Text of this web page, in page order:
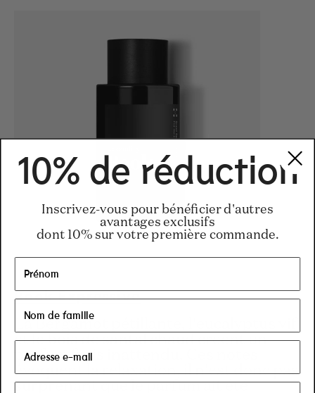
Book Expressive
et le bois de santal chaud créent un
parfum frais inattendu. Ces notes
évoquent la relaxation, il n'est donc pas
surprenant que le parfum ait été
10% de réduction
Inscrivez-vous pour bénéficier d'autres
avantages exclusifs
dont 10% sur votre première commande.